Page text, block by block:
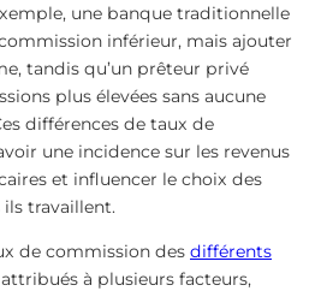
une banque traditionnelle
inférieur, mais ajouter
tandis qu’un prêteur privé
plus élevées sans aucune
différences de taux de
une incidence sur les revenus
et influencer le choix des
travaillent.
de commission des différents
à plusieurs facteurs,